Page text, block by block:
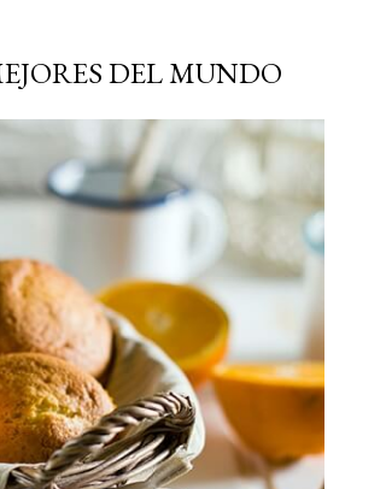
de invierno. Con esta receta
como la alubia de La Bañeza
dorado, cargado de proteína y
el sustituto perfecto a los frutos se...
DEL MUNDO